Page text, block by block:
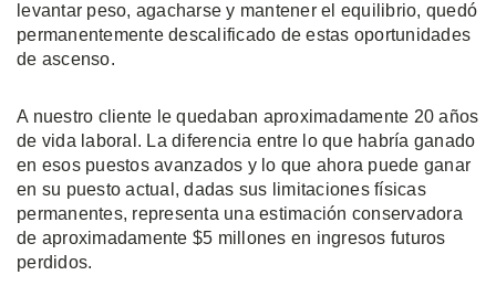
levantar peso, agacharse y mantener el equilibrio, quedó
permanentemente descalificado de estas oportunidades
de ascenso.
A nuestro cliente le quedaban aproximadamente 20 años
de vida laboral. La diferencia entre lo que habría ganado
en esos puestos avanzados y lo que ahora puede ganar
en su puesto actual, dadas sus limitaciones físicas
permanentes, representa una estimación conservadora
de aproximadamente $5 millones en ingresos futuros
perdidos.